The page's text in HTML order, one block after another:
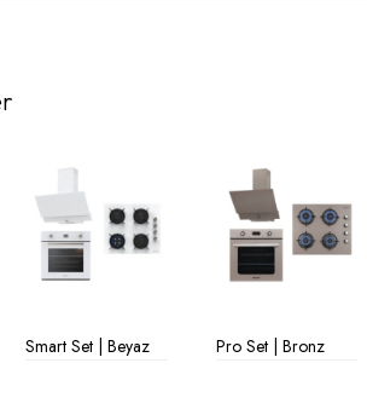
Smart Set | Beyaz Pro Set | Bronz